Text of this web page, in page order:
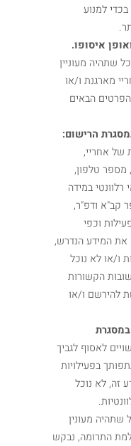
למנוע
איסופו.
שתהיה מעוניין
מארגנת ו/או
הבאים
הרישום:
של אחריי,
טלפון,
במידה
קב"א ודפ"ר,
וכפי
המידע הנדרש,
ו/או לא נוכל
הקשורות
להירשם ו/או
לאסוף לגביך
בפעילויות
זה, לא נוכל
שתהיה מעונין
התרומה, נבקש